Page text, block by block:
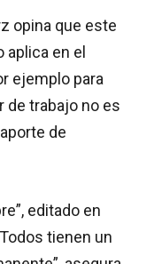
opina que este
aplica en el
ejemplo para
de trabajo no es
de
editado en
tienen un